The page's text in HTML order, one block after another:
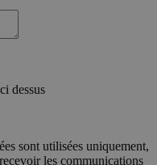
dessus
sont utilisées uniquement,
les communications